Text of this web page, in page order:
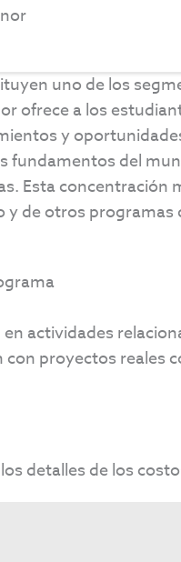
uno de los
ofrece a los
y
fundamentos del
Esta concentración
y de otros
actividades
con proyectos reales
detalles de los